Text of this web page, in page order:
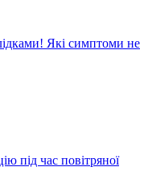
Які симптоми не
під час повітряної